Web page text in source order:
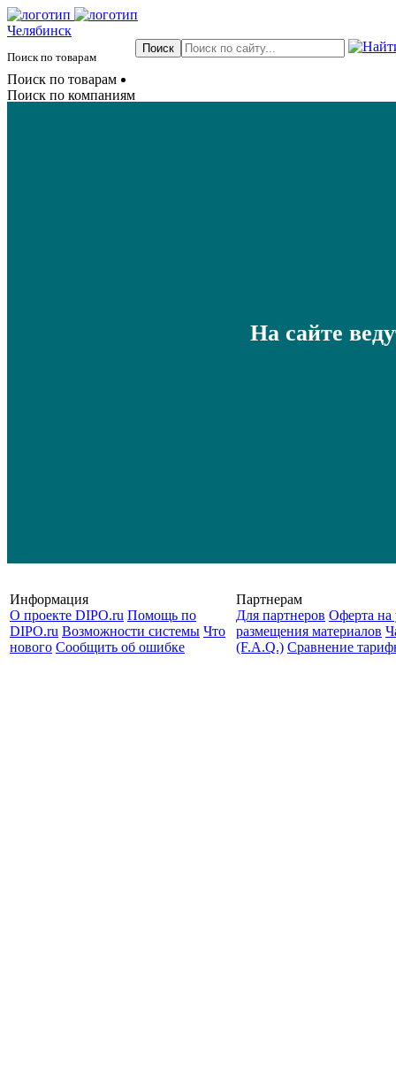
Челябинск
Поиск по товарам
Поиск по товарам
Поиск по компаниям
На сайте
Информация
О проекте DIPO.ru Помощь по
DIPO.ru Возможности системы Что
нового Сообщить об ошибке
Партнерам
Для партнеров Оферта на
размещения материалов
(F.A.Q.) Cравнение